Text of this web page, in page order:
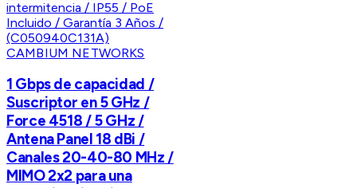
CAMBIUM NETWORKS
1 Gbps de capacidad /
Suscriptor en 5 GHz /
Force 4518 / 5 GHz /
Antena Panel 18 dBi /
Canales 20-40-80 MHz /
MIMO 2x2 para una